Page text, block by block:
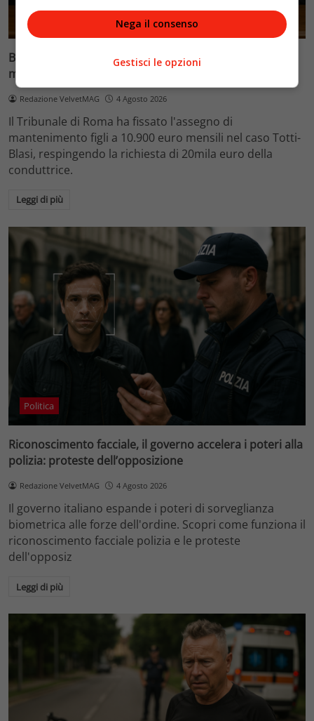
Glamour & Gossip
Blasi vs Totti: il giudice riduce l’assegno di
mantenimento a 10.900 euro
Redazione VelvetMAG 4 Agosto 2026
Il Tribunale di Roma ha fissato l'assegno di
mantenimento figli a 10.900 euro mensili nel caso Totti-
Blasi, respingendo la richiesta di 20mila euro della
conduttrice.
Leggi di più
Politica
Riconoscimento facciale, il governo accelera i poteri alla
polizia: proteste dell’opposizione
Redazione VelvetMAG 4 Agosto 2026
Il governo italiano espande i poteri di sorveglianza
biometrica alle forze dell'ordine. Scopri come funziona il
riconoscimento facciale polizia e le proteste
dell'opposiz
Leggi di più
Nega il consenso
Gestisci le opzioni